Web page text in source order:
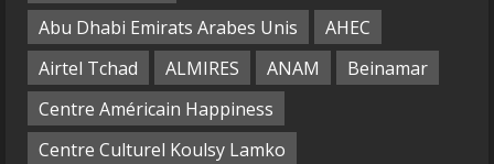
Abu Dhabi Emirats Arabes Unis
AHEC
Airtel Tchad
ALMIRES ANAM
Beinamar
Centre Américain Happiness
Centre Culturel Koulsy Lamko